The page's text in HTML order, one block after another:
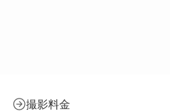
撮影料金